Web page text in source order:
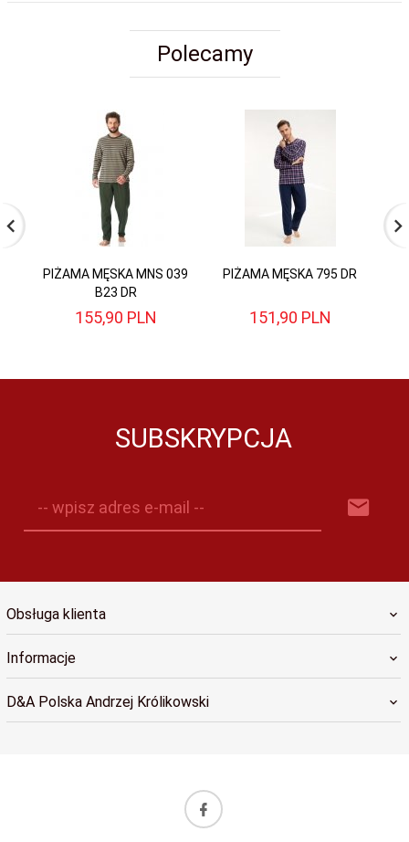
Polecamy
PIŻAMA MĘSKA MNS 039
B23 DR
155,90 PLN
PIŻAMA MĘSKA 795 DR
151,90 PLN
SUBSKRYPCJA
-- wpisz adres e-mail --
Obsługa klienta
Informacje
D&A Polska Andrzej Królikowski